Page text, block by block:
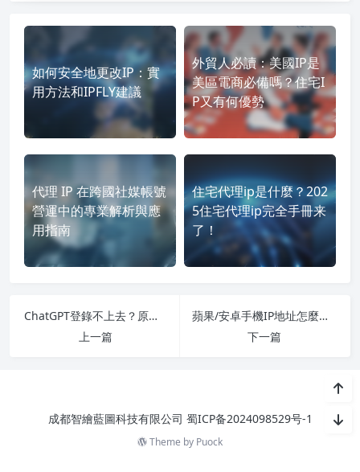
如何安全地更改IP：實
用方法和IPFLY建議
外貿人必讀：美國IP是
美區電商必備嗎？住宅I
P又有何優勢
代理 IP 在跨國社媒帳號
營運中的專業解析與應
用指南
住宅代理ip是什麼？202
5住宅代理ip完全手冊来
了！
ChatGPT登錄不上去？原因與解決辦法全彙總
上一篇
蘋果/安卓手機IP地址怎麼查詢？3分鐘學會
下一篇
成都智繪藍圖科技有限公司 蜀ICP备2024098529号-1
Theme by Puock